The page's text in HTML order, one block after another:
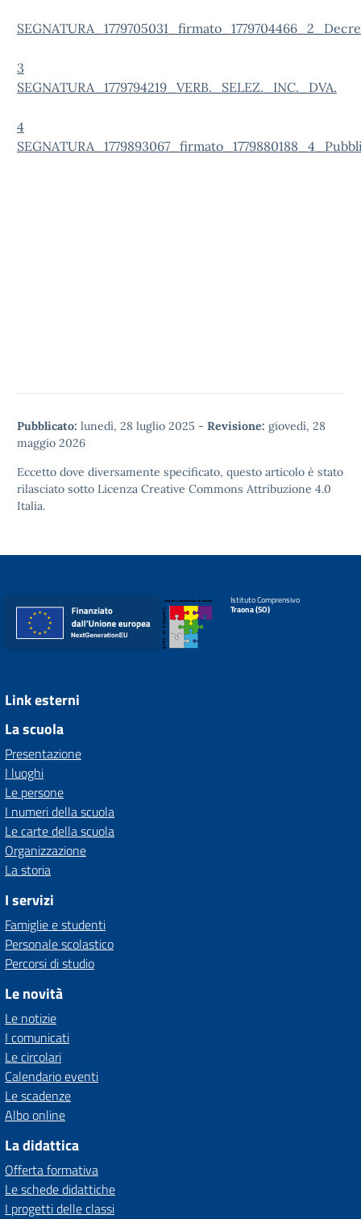
3
SEGNATURA_1779794219_VERB._SELEZ._INC._DVA.
4
Pubblicato: lunedì, 28 luglio 2025 - Revisione: giovedì, 28
maggio 2026
Eccetto dove diversamente specificato, questo articolo è stato
rilasciato sotto Licenza Creative Commons Attribuzione 4.0
Italia.
Istituto Comprensivo
Traona (SO)
Link esterni
La scuola
Presentazione
I luoghi
Le persone
I numeri della scuola
Le carte della scuola
Organizzazione
La storia
I servizi
Famiglie e studenti
Personale scolastico
Percorsi di studio
Le novità
Le notizie
I comunicati
Le circolari
Calendario eventi
Le scadenze
Albo online
La didattica
Offerta formativa
Le schede didattiche
I progetti delle classi